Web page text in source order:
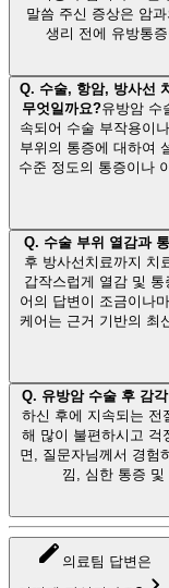
말씀 주신 증상은 암
생리 전에 유방통
Q. 수술, 항암, 방사선
무엇일까요?유방암 수
속되어 수술 부작용이
부위의 통증에 대하여
수준 정도의 통증이나
Q. 수술 부위 열감과
후 방사선치료까지 치
갑작스럽게 열감 및
어의 답변이 조금이나
케어는 근거 기반의 최
Q. 유방암 수술 후 감
하신 후에 지속되는 전
해 많이 불편하시고 걱
면, 질문자님께서 경험
낌, 심한 통증
의료팀 답변은